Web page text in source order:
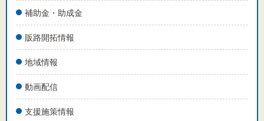
補助金・助成金
販路開拓情報
地域情報
動画配信
支援施策情報